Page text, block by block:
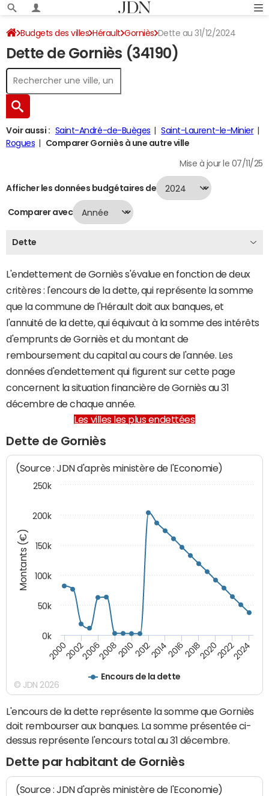
Budgets des villes Hérault Gorniès Dette au 31/12/2024
Dette de Gorniès (34190)
Voir aussi : Saint-André-de-Buèges
Saint-Laurent-le-Minier
Rogues
Comparer Gorniès à une autre ville
Mise à jour le 07/11/25
Afficher les données budgétaires de
Comparer avec
Dette
L'endettement de Gorniès s'évalue en fonction de deux
critères : l'encours de la dette, qui représente la somme
que la commune de l'Hérault doit aux banques, et
l'annuité de la dette, qui équivaut à la somme des intérêts
d'emprunts de Gorniès et du montant de
remboursement du capital au cours de l'année. Les
données d'endettement qui figurent sur cette page
concernent la situation financière de Gorniès au 31
décembre de chaque année.
Les villes les plus endettées
Dette de Gorniès
Montants (€)
(Source : JDN d'après ministère de l'Economie)
Encours de la dette
200020022006200820102012201420162018202020222024
0k
50k
100k
150k
200k
250k
© JDN 2026
L'encours de la dette représente la somme que Gorniès
doit rembourser aux banques. La somme présentée ci-
dessus représente l'encours total au 31 décembre.
Dette par habitant de Gorniès
(Source : JDN d'après ministère de l'Economie)